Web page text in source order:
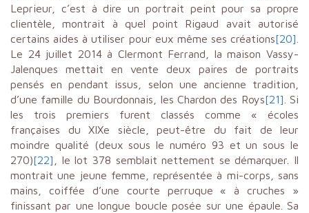
Leprieur, c’est à dire un portrait peint pour sa propre
clientèle, montrait à quel point Rigaud avait autorisé
certains aides à utiliser pour eux même ses créations[20]
Le 24 juillet 2014 à Clermont Ferrand, la maison Vassy-
Jalenques mettait en vente deux paires de portraits
pensés en pendant issus, selon une ancienne tradition,
d’une famille du Bourdonnais, les Chardon des Roys[21] . Si
les trois premiers furent classés comme « écoles
françaises du XIXe siècle, peut-être du fait de leur
moindre qualité (deux sous le numéro 93 et un sous le
270)[22]
, le lot 378 semblait nettement se démarquer. Il
montrait une jeune femme, représentée à mi-corps, sans
mains, coiffée d’une courte perruque « à cruches »
finissant par une longue boucle posée sur une épaule. Sa